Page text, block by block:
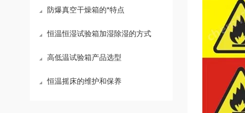
防爆真空干燥箱的*特点
恒温恒湿试验箱加湿除湿的方式
高低温试验箱产品选型
恒温摇床的维护和保养